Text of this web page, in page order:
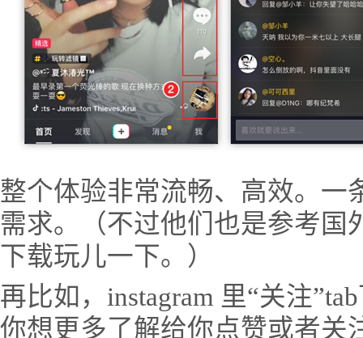
整个体验非常流畅、高效。一
需求。（不过他们也是参考国
下载玩儿一下。）
再比如，instagram 里“关注
你想更多了解给你点赞或者关